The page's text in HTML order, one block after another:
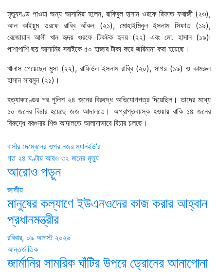
মৃত্যুদণ্ড পাওয়া অন্য আসামিরা হলেন, রাকিবুল হাসান ওরফে রিফাত ফরাজী (২৩),
আল কাইয়ুম ওরফে রাব্বি আঁকন (২১), মোহাইমিনুল ইসলাম সিফাত (১৯),
রেজোয়ান আলী খান হৃদয় ওরফে টিকটক হৃদয় (২২) এবং মো. হাসান (১৯)৷
পাশাপাশি ছয় আসামির সবাইকে ৫০ হাজার টাকা করে জরিমানা করা হয়েছে।
খালাস পেয়েছেন মুসা (২২), রাফিউল ইসলাম রাব্বি (২০), সাগর (১৯) ও কামরুল
হাসান সায়মুন (২১)।
হত্যাকাণ্ডের পর পুলিশ ২৪ জনের বিরুদ্ধে অভিযোগপত্র দিয়েছিল। তাদের মধ্যে
১০ জনের বিচার হয়েছে জজ আদালতে। অপ্রাপ্তবয়স্ক হওয়ায় বাকি ১৪ জনের
বিরুদ্ধে বরগুনার শিশু আদালতে আলাদাভাবে বিচার চলছে।
Post
navigation
বার্সার দেম্বেলের ওপর নজর ম্যানইউ’র
গত ২৪ ঘণ্টায় আরও ৩২ জনের মৃত্যু
আরোও পড়ুন
জাতীয়
মানুষের কল্যাণে ইউএনওদের কাজ করার আহ্বান
প্রধানমন্ত্রীর
রবিবার, ০৯ আগস্ট ২০২৬
আন্তর্জাতিক
জার্মানির সামরিক ঘাঁটির উপরে ড্রোনের আনাগোনা